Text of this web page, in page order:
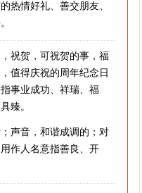
热情好礼、善交朋友、
祝贺，可祝贺的事，福
值得庆祝的周年纪念日
事业成功、祥瑞、福
臻。
声音，和谐成调的；对
作人名意指善良、开